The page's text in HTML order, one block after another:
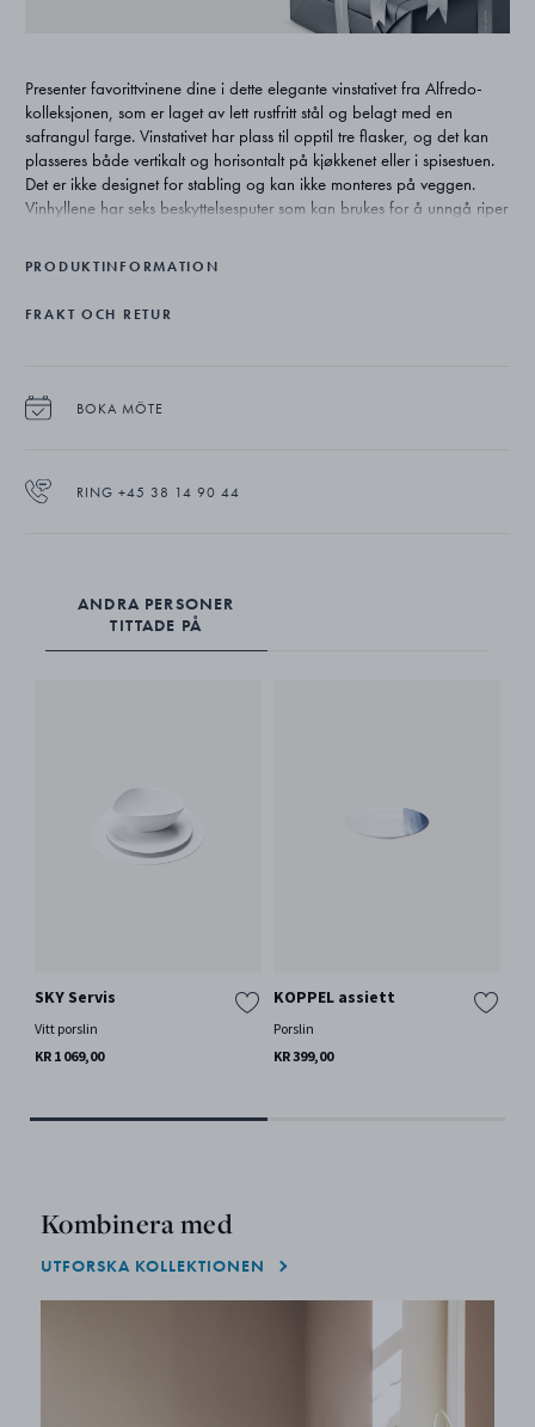
Presenter favorittvinene dine i dette elegante vinstativet fra Alfredo-
kolleksjonen, som er laget av lett rustfritt stål og belagt med en
safrangul farge. Vinstativet har plass til opptil tre flasker, og det kan
plasseres både vertikalt og horisontalt på kjøkkenet eller i spisestuen.
Det er ikke designet for stabling og kan ikke monteres på veggen.
Vinhyllene har seks beskyttelsesputer som kan brukes for å unngå riper
PRODUKTINFORMATION
FRAKT OCH RETUR
BOKA MÖTE
RING +45 38 14 90 44
ANDRA PERSONER
TITTADE PÅ
SKY Servis
Vitt porslin
KR 1 069,00
KOPPEL assiett
Porslin
KR 399,00
Kombinera med
UTFORSKA KOLLEKTIONEN